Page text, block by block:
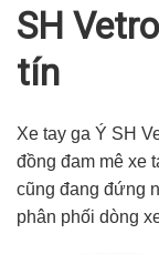
SH
tín
Xe tay ga Ý SH
đồng đam mê xe
cũng đang đứng
phân phối dòng